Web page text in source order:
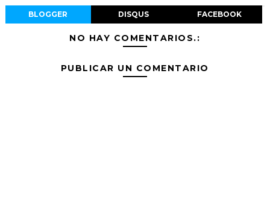
BLOGGER DISQUS FACEBOOK
NO HAY COMENTARIOS.:
PUBLICAR UN COMENTARIO